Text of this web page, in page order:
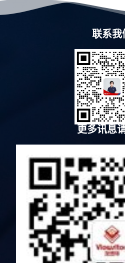
联系我
更多讯息